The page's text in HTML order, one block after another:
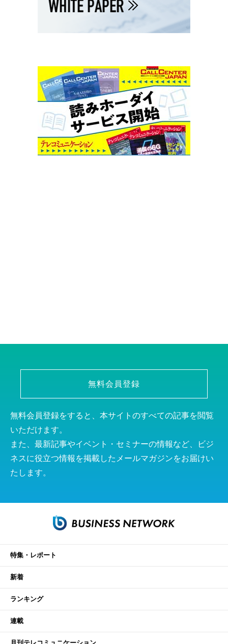
無料会員登録
無料会員登録をすると、本サイトのすべての記事を閲覧
いただけます。
また、最新記事やイベント・セミナーの情報など、ビジ
ネスに役立つ情報を掲載したメールマガジンをお届けい
たします。
特集・レポート
新着
ランキング
連載